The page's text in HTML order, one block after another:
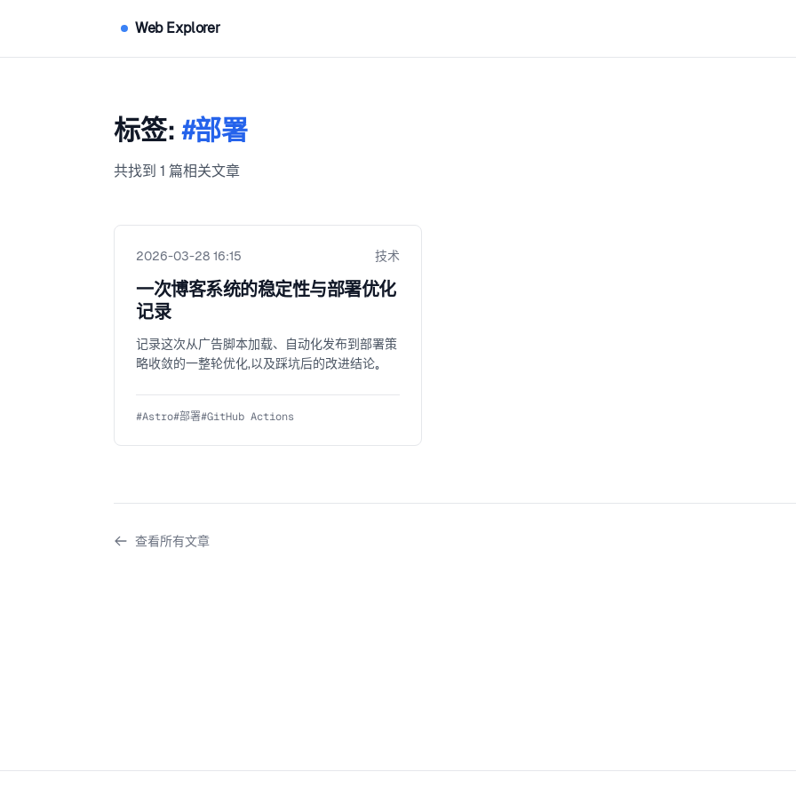
Web Explorer
标签:#部署
共找到 1 篇相关文章
2026-03-28 16:15 技术
一次博客系统的稳定性与部署优化
记录
记录这次从广告脚本加载、自动化发布到部署策
略收敛的一整轮优化，以及踩坑后的改进结论。
#Astro#部署#GitHub Actions
查看所有文章